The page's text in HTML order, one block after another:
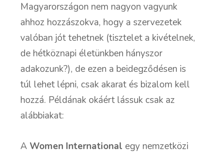
Magyarországon nem nagyon vagyunk
ahhoz hozzászokva, hogy a szervezetek
valóban jót tehetnek (tisztelet a kivételnek,
de hétköznapi életünkben hányszor
adakozunk?), de ezen a beidegződésen is
túl lehet lépni, csak akarat és bizalom kell
hozzá. Példának okáért lássuk csak az
alábbiakat:
A Women International egy nemzetközi